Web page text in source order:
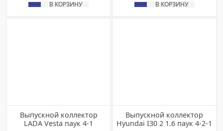
В КОРЗИНУ В КОРЗИНУ
Выпускной коллектор
LADA Vesta паук 4-1
Выпускной коллектор
Hyundai I30 2 1.6 паук 4-2-1